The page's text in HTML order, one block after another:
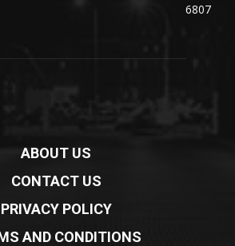
6807
ABOUT US
CONTACT US
PRIVACY POLICY
AND CONDITIONS